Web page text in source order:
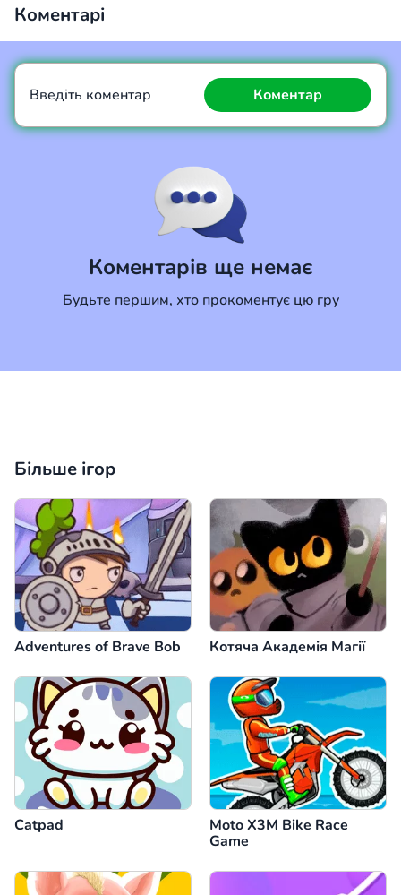
Коментарі
Коментарів ще немає
Будьте першим, хто прокоментує цю гру
Введіть коментар Коментар
Більше ігор
Adventures of Brave Bob Котяча Академія Магії
Catpad
Moto X3M Bike Race
Game